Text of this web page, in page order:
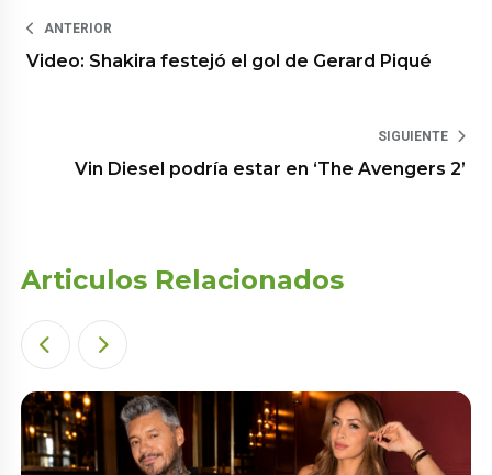
ANTERIOR
Video: Shakira festejó el gol de Gerard Piqué
SIGUIENTE
Vin Diesel podría estar en ‘The Avengers 2’
Articulos Relacionados